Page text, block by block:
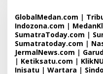
GlobalMedan.com |
Indozona.com |
SumatraToday.com |
Sumatratoday.com |
JermalNews.com |
| Ketiksatu.com |
Inisatu | Wartara |